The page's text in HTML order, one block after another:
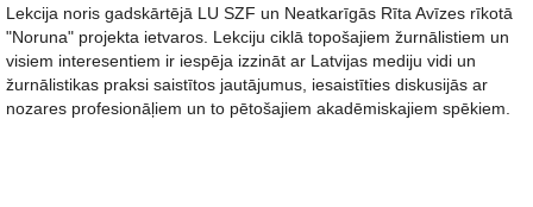
Lekcija noris gadskārtējā LU SZF un Neatkarīgās Rīta Avīzes rīkotā
"Noruna" projekta ietvaros. Lekciju ciklā topošajiem žurnālistiem un
visiem interesentiem ir iespēja izzināt ar Latvijas mediju vidi un
žurnālistikas praksi saistītos jautājumus, iesaistīties diskusijās ar
nozares profesionāļiem un to pētošajiem akadēmiskajiem spēkiem.